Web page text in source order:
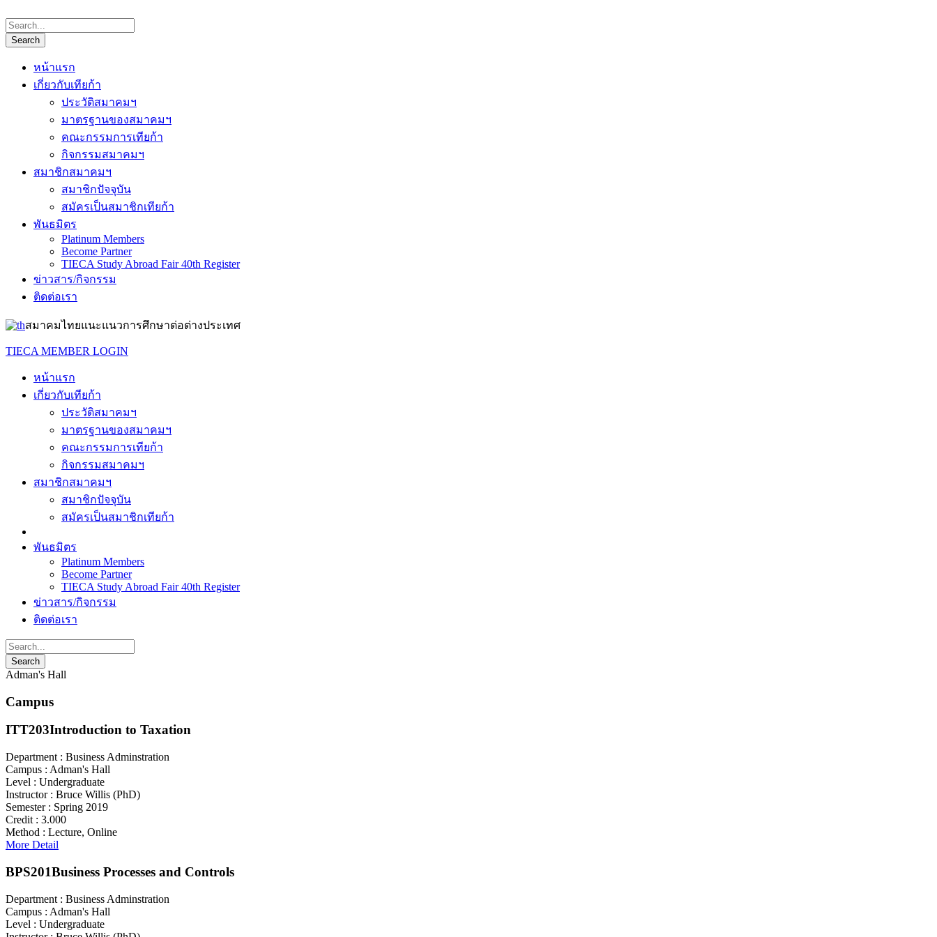
หน้าแรก
เกี่ยวกับเทียก้า
ประวัติสมาคมฯ
มาตรฐานของสมาคมฯ
คณะกรรมการเทียก้า
กิจกรรมสมาคมฯ
สมาชิกสมาคมฯ
สมาชิกปัจจุบัน
สมัครเป็นสมาชิกเทียก้า
พันธมิตร
Platinum Members
Become Partner
TIECA Study Abroad Fair 40th Register
ข่าวสาร/กิจกรรม
ติดต่อเรา
สมาคมไทยแนะแนวการศึกษาต่อต่างประเทศ
TIECA MEMBER LOGIN
หน้าแรก
เกี่ยวกับเทียก้า
ประวัติสมาคมฯ
มาตรฐานของสมาคมฯ
คณะกรรมการเทียก้า
กิจกรรมสมาคมฯ
สมาชิกสมาคมฯ
สมาชิกปัจจุบัน
สมัครเป็นสมาชิกเทียก้า
พันธมิตร
Platinum Members
Become Partner
TIECA Study Abroad Fair 40th Register
ข่าวสาร/กิจกรรม
ติดต่อเรา
Adman's Hall
Campus
ITT203Introduction to Taxation
Department : Business Adminstration
Campus : Adman's Hall
Level : Undergraduate
Instructor : Bruce Willis (PhD)
Semester : Spring 2019
Credit : 3.000
Method : Lecture, Online
More Detail
BPS201Business Processes and Controls
Department : Business Adminstration
Campus : Adman's Hall
Level : Undergraduate